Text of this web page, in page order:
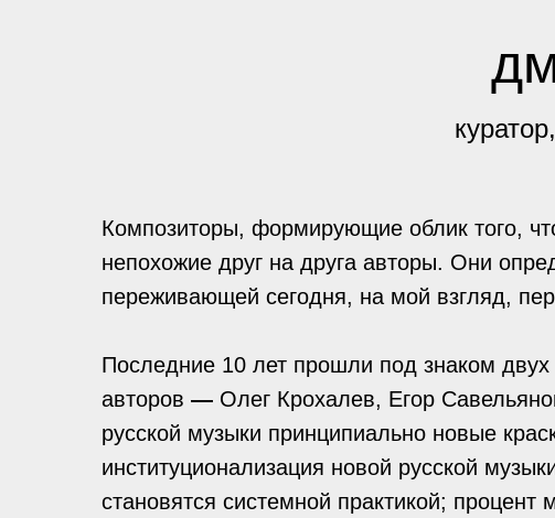
Композиторы, формирующие облик того,
непохожие друг на друга авторы. Они
переживающей сегодня, на мой взгляд,
Последние 10 лет прошли под знаком
авторов — Олег Крохалев, Егор
русской музыки принципиально новые
институционализация новой русской
становятся системной практикой;